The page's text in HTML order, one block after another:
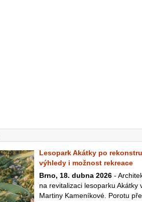
Lesopark Akátky po
výhledy i možnost rekreace
Brno, 18. dubna 2026 -
na revitalizaci lesoparku Akátky
Martiny Kameníkové. Porotu